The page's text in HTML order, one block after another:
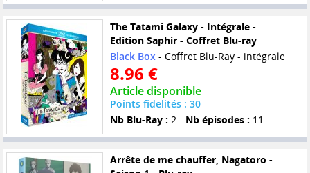
The Tatami Galaxy - Intégrale -
Edition Saphir - Coffret Blu-ray
Black Box - Coffret Blu-Ray - intégrale
8.96 €
Article disponible
Points fidelités : 30
Nb Blu-Ray : 2 - Nb épisodes : 11
Arrête de me chauffer, Nagatoro -